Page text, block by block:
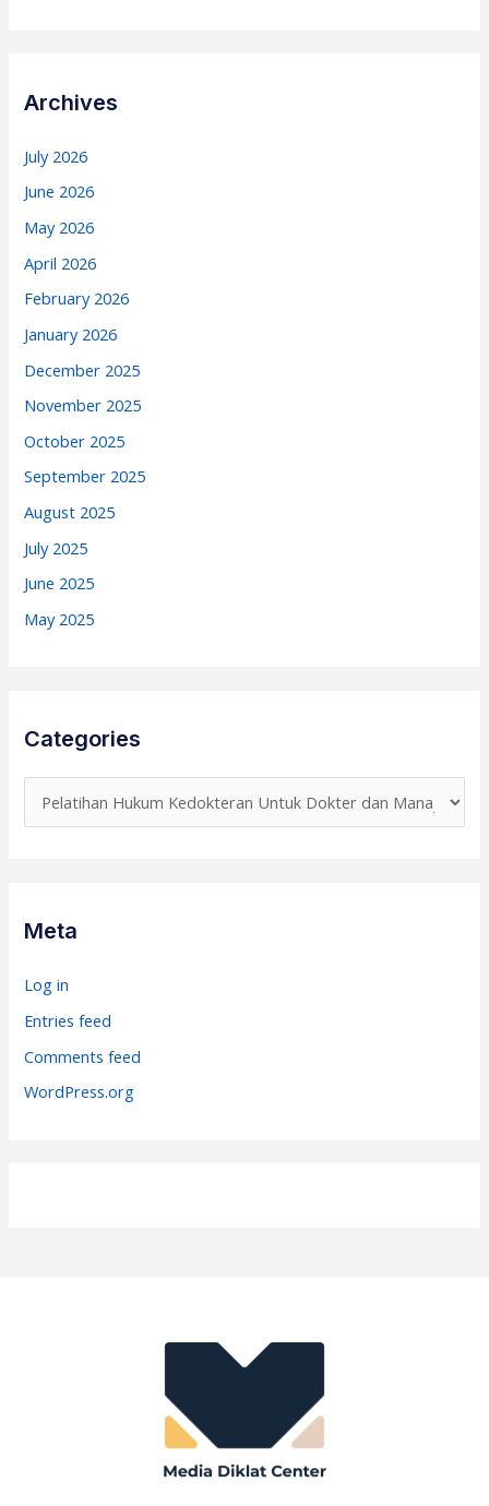
Archives
July 2026
June 2026
May 2026
April 2026
February 2026
January 2026
December 2025
November 2025
October 2025
September 2025
August 2025
July 2025
June 2025
May 2025
Categories
a
g
r
i
Meta
Log in
Entries feed
Comments feed
WordPress.org